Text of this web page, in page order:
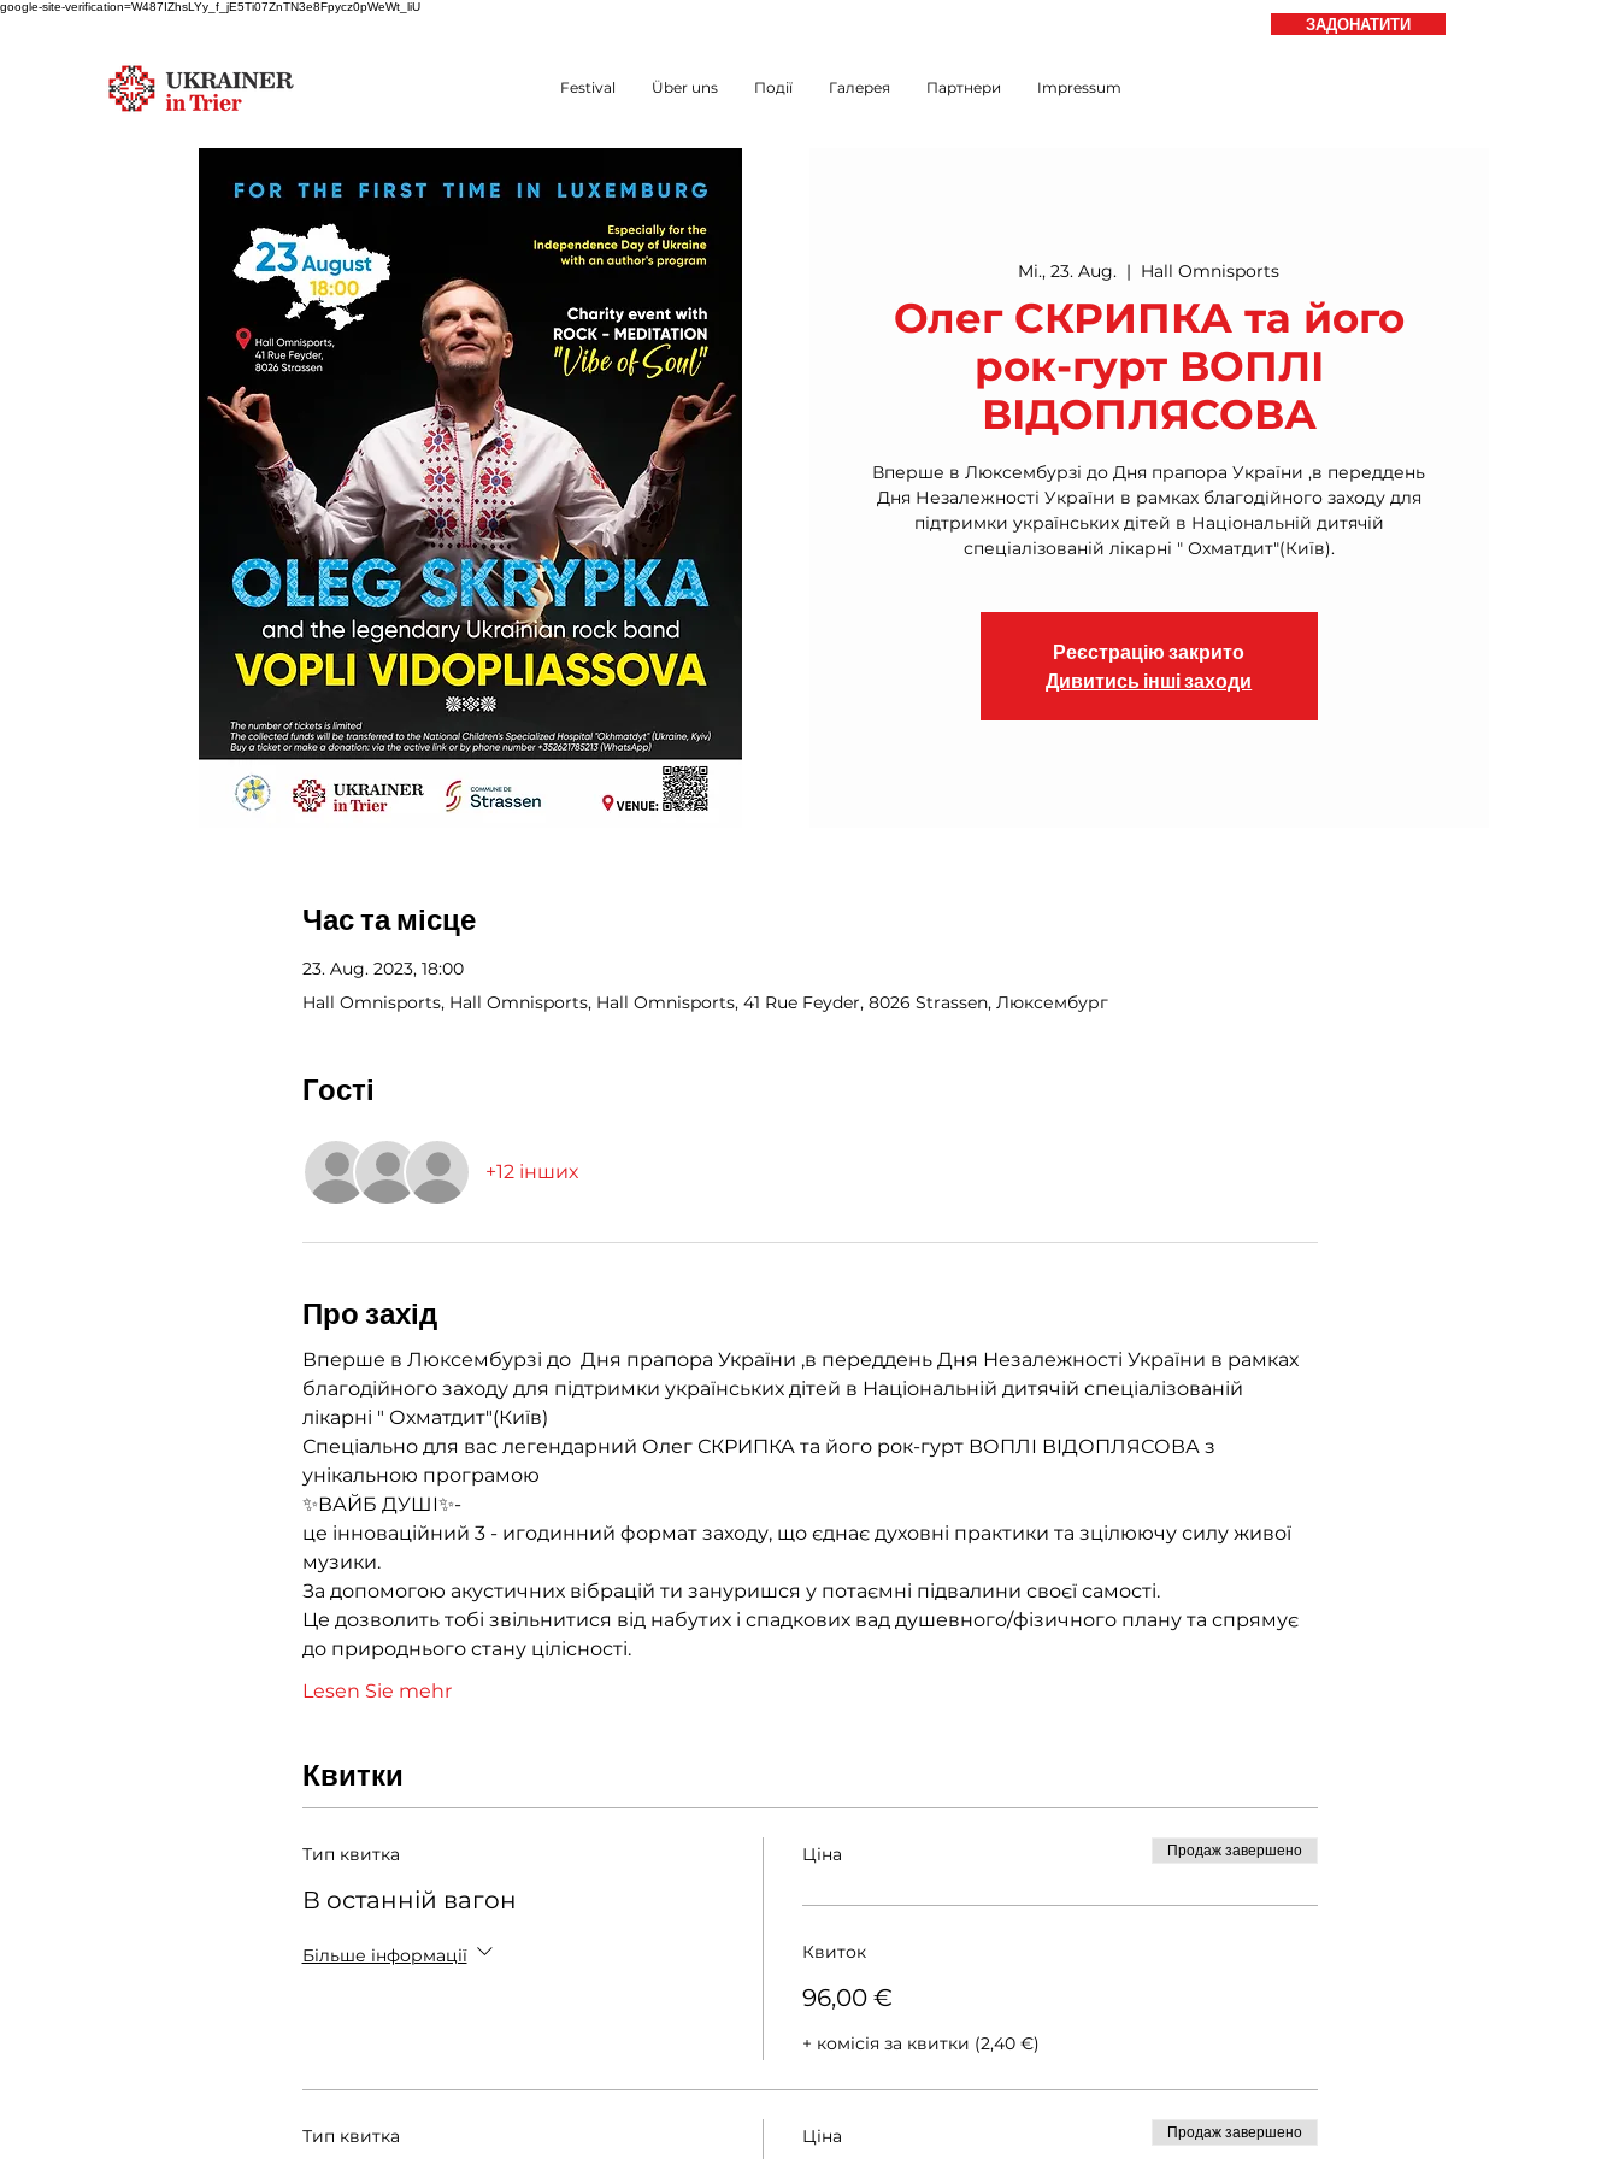
google-site-verification=W487IZhsLYy_f_jE5Ti07ZnTN3e8Fpycz0pWeWt_liU
Festival Über uns Події Галерея Партнери Impressum
ЗАДОНАТИТИ
Mi., 23. Aug.
  |
Hall Omnisports
Олег СКРИПКА та його
рок-гурт ВОПЛІ
ВІДОПЛЯСОВА
Вперше в Люксембурзі до Дня прапора України ,в переддень
Дня Незалежності України в рамках благодійного заходу для
підтримки українських дітей в Національній дитячій
спеціалізованій лікарні " Охматдит"(Київ).
Реєстрацію закрито
Дивитись інші заходи
Час та місце
23. Aug. 2023, 18:00
Hall Omnisports, Hall Omnisports, Hall Omnisports, 41 Rue Feyder, 8026 Strassen, Люксембург
Гості
+12 інших
Про захід
Вперше в Люксембурзі до  Дня прапора України ,в переддень Дня Незалежності України в рамках
благодійного заходу для підтримки українських дітей в Національній дитячій спеціалізованій
лікарні " Охматдит"(Київ)
Спеціально для вас легендарний Олег СКРИПКА та його рок-гурт ВОПЛІ ВІДОПЛЯСОВА з
унікальною програмою
✨ВАЙБ ДУШІ✨-
це інноваційний 3 - игодинний формат заходу, що єднає духовні практики та зцілюючу силу живої
музики.
За допомогою акустичних вібрацій ти зануришся у потаємні підвалини своєї самості.
Це дозволить тобі звільнитися від набутих і спадкових вад душевного/фізичного плану та спрямує
до природнього стану цілісності.
Lesen Sie mehr
Квитки
Тип квитка
В останній вагон
Більше інформації
Ціна Продаж завершено
Квиток
96,00 €
+ комісія за квитки (2,40 €)
Тип квитка Ціна Продаж завершено